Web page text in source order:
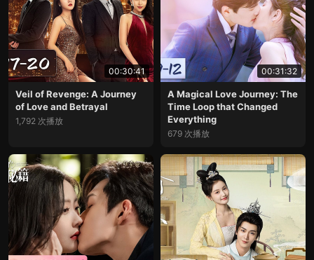
00:30:41
Veil of Revenge: A Journey
of Love and Betrayal
1,792 次播放
00:31:32
A Magical Love Journey: The
Time Loop that Changed
Everything
679 次播放